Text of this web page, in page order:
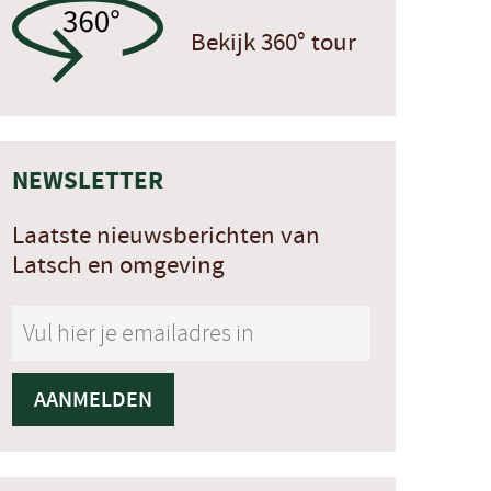
Bekijk 360° tour
NEWSLETTER
Laatste nieuwsberichten van
Latsch en omgeving